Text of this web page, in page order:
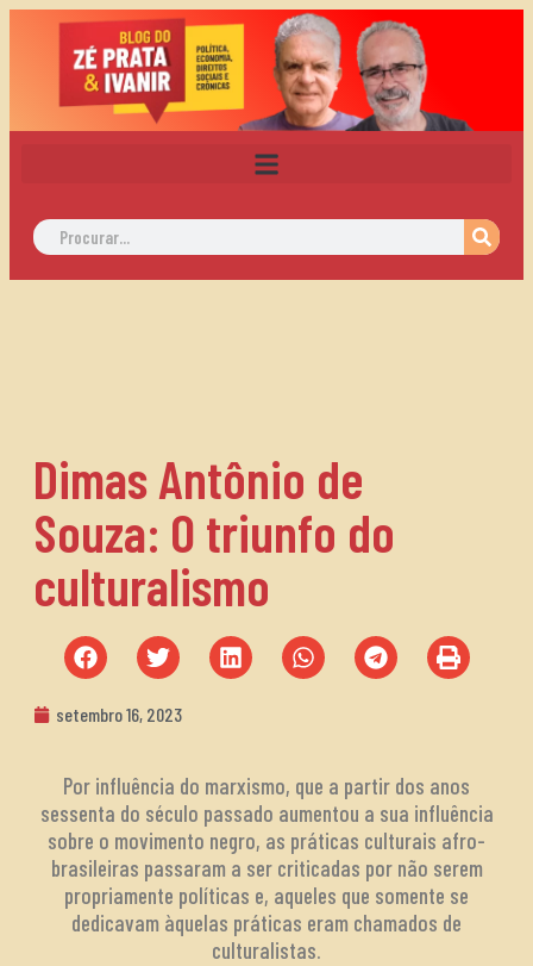
Dimas Antônio de
Souza: O triunfo do
culturalismo
setembro 16, 2023
Por influência do marxismo, que a partir dos anos
sessenta do século passado aumentou a sua influência
sobre o movimento negro, as práticas culturais afro-
brasileiras passaram a ser criticadas por não serem
propriamente políticas e, aqueles que somente se
dedicavam àquelas práticas eram chamados de
culturalistas.